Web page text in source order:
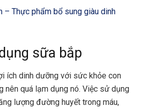
– Thực phẩm bổ sung giàu dinh
sữa bắp
ích dinh dưỡng với sức khỏe con
nên quá lạm dụng nó. Việc sử dụng
lượng đường huyết trong máu,